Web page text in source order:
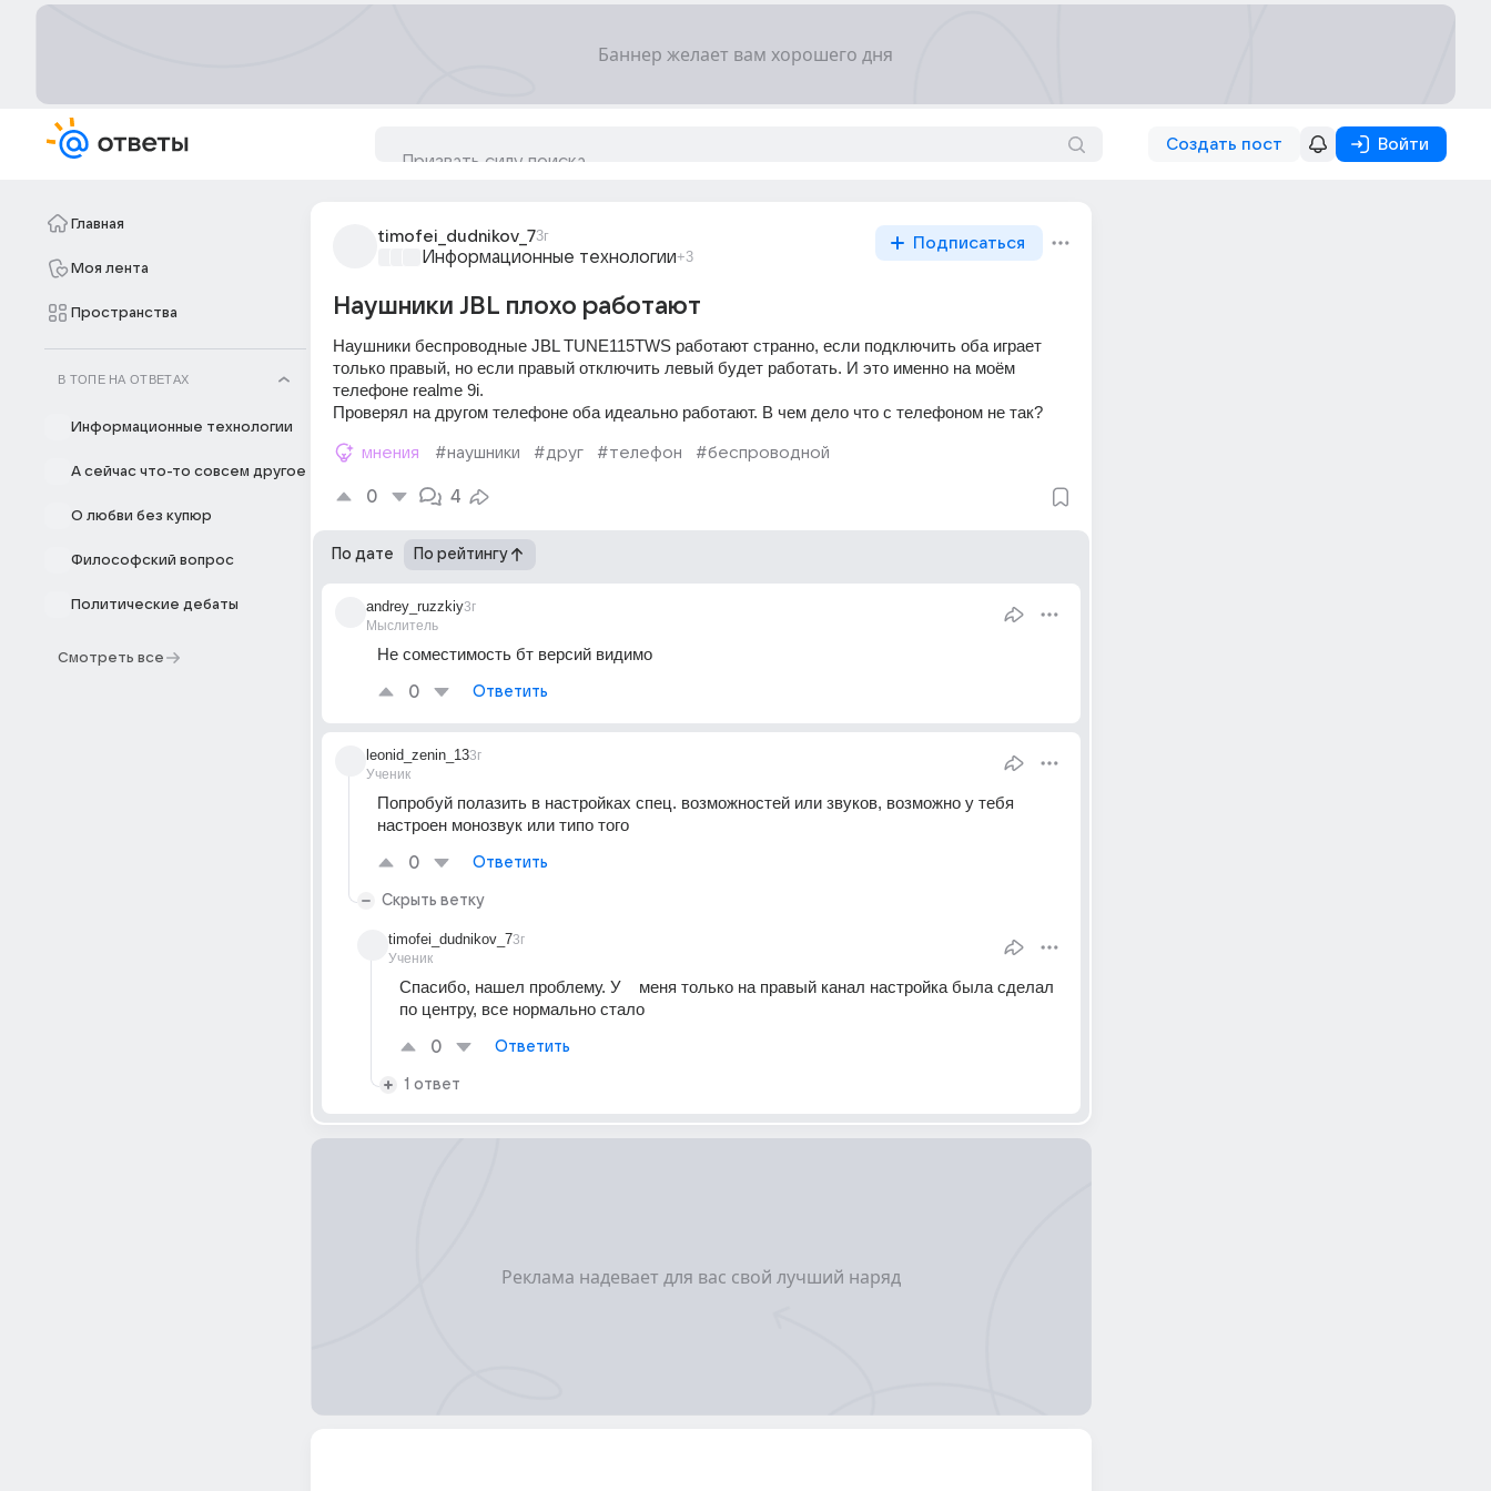
Создать пост Войти
Главная
Моя лента
Пространства
В ТОПЕ НА ОТВЕТАХ
Информационные технологии
А сейчас что-то совсем другое
О любви без купюр
Философский вопрос
Политические дебаты
Смотреть все
timofei_dudnikov_73г
Информационные технологии+3
Подписаться
Наушники JBL плохо работают
Наушники беспроводные JBL TUNE115TWS работают странно, если подключить оба играет
только правый, но если правый отключить левый будет работать. И это именно на моём
телефоне realme 9i.
Проверял на другом телефоне оба идеально работают. В чем дело что с телефоном не так?
мнения #наушники #друг #телефон #беспроводной
0 4
По дате По рейтингу
andrey_ruzzkiy
Мыслитель
3г
Не соместимость бт версий видимо
0 Ответить
leonid_zenin_13
Ученик
3г
Попробуй полазить в настройках спец. возможностей или звуков, возможно у тебя
настроен монозвук или типо того
0 Ответить
Скрыть ветку
timofei_dudnikov_7
Ученик
3г
Спасибо, нашел проблему. У    меня только на правый канал настройка была сделал
по центру, все нормально стало
0 Ответить
1 ответ